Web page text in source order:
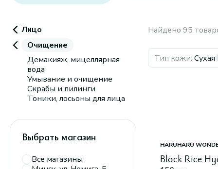
Лицо
Очищение
Демакияж, мицеллярная
вода
Умывание и очищение
Скрабы и пилинги
Тоники, лосьоны для лица
Выбрать магазин
Все магазины
Найдено 95
Тип кожи: Сухая
HARUHARU
Black Rice